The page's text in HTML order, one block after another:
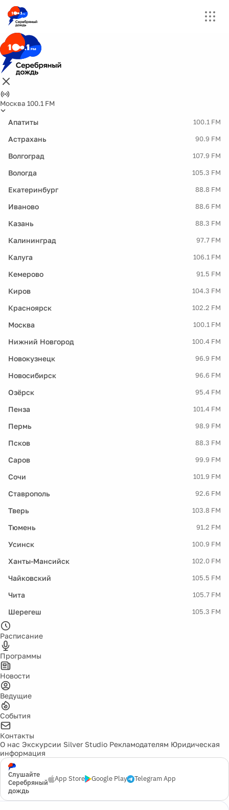
Москва 100.1 FM
Апатиты 100.1 FM
Астрахань 90.9 FM
Волгоград 107.9 FM
Вологда 105.3 FM
Екатеринбург 88.8 FM
Иваново 88.6 FM
Казань 88.3 FM
Калининград 97.7 FM
Калуга 106.1 FM
Кемерово 91.5 FM
Киров 104.3 FM
Красноярск 102.2 FM
Москва 100.1 FM
Нижний Новгород 100.4 FM
Новокузнецк 96.9 FM
Новосибирск 96.6 FM
Озёрск 95.4 FM
Пенза 101.4 FM
Пермь 98.9 FM
Псков 88.3 FM
Саров 99.9 FM
Сочи 101.9 FM
Ставрополь 92.6 FM
Тверь 103.8 FM
Тюмень 91.2 FM
Усинск 100.9 FM
Ханты-Мансийск 102.0 FM
Чайковский 105.5 FM
Чита 105.7 FM
Шерегеш 105.3 FM
Расписание
Программы
Новости
Ведущие
События
Контакты
О нас Экскурсии Silver Studio Рекламодателям Юридическая
информация
Слушайте
Серебряный
дождь
App Store Google Play Telegram App